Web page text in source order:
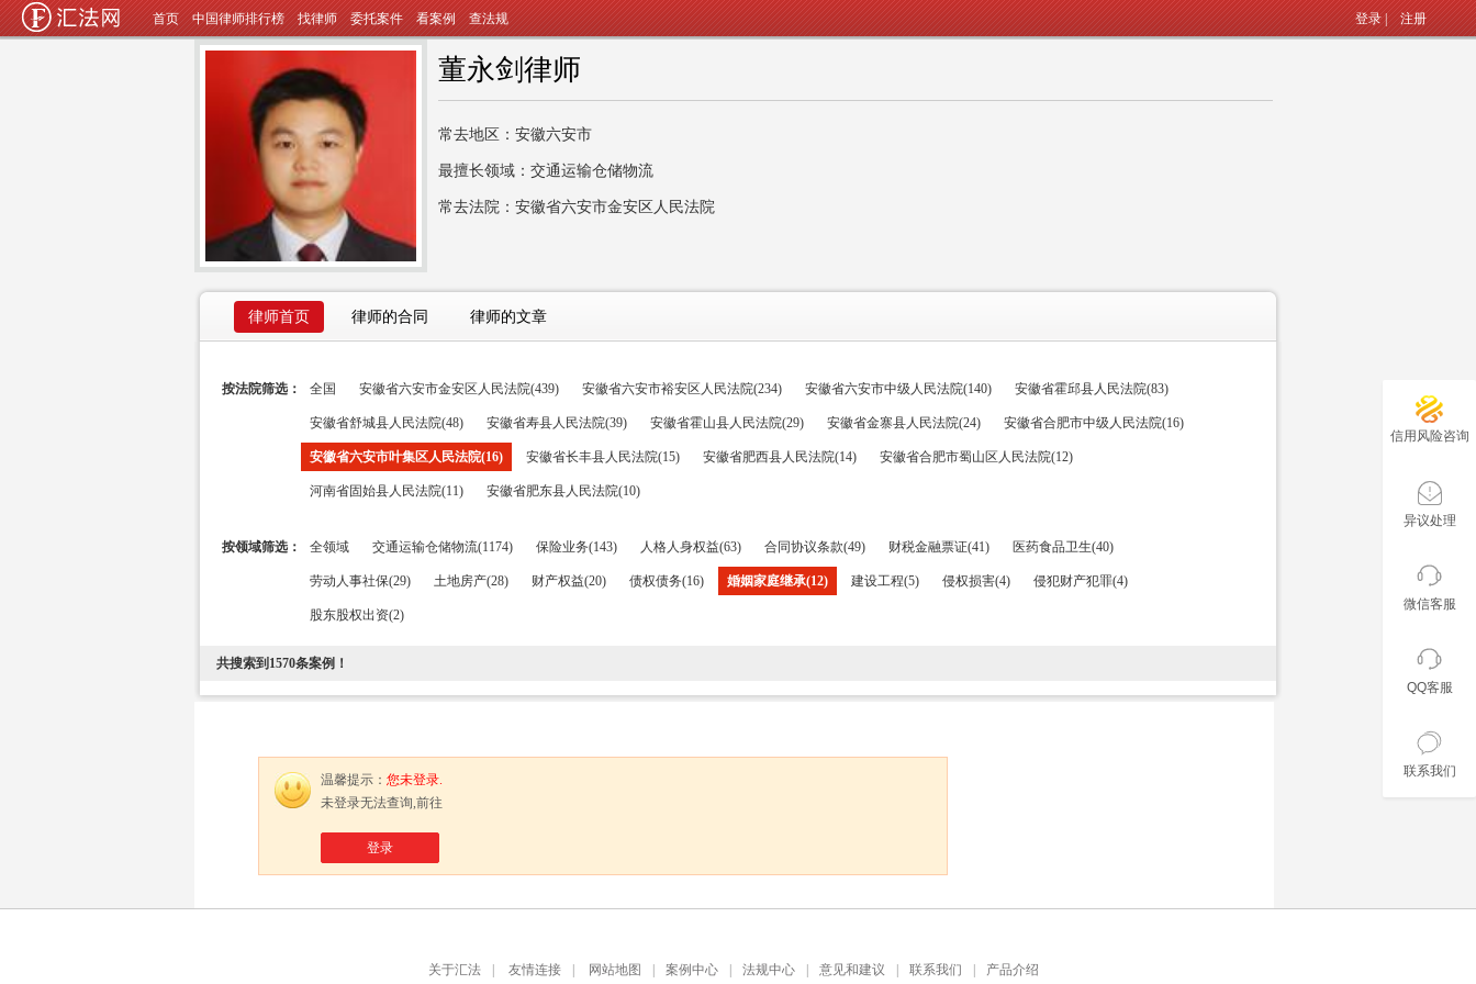
首页 中国律师排行榜 找律师 委托案件 看案例 查法规 登录| 注册
董永剑律师
常去地区：安徽六安市
最擅长领域：交通运输仓储物流
常去法院：安徽省六安市金安区人民法院
律师首页 律师的合同 律师的文章
按法院筛选： 全国 安徽省六安市金安区人民法院(439) 安徽省六安市裕安区人民法院(234) 安徽省六安市中级人民法院(140) 安徽省霍邱县人民法院(83)
安徽省舒城县人民法院(48) 安徽省寿县人民法院(39) 安徽省霍山县人民法院(29) 安徽省金寨县人民法院(24) 安徽省合肥市中级人民法院(16)
安徽省六安市叶集区人民法院(16) 安徽省长丰县人民法院(15) 安徽省肥西县人民法院(14) 安徽省合肥市蜀山区人民法院(12)
河南省固始县人民法院(11) 安徽省肥东县人民法院(10)
按领域筛选： 全领域 交通运输仓储物流(1174) 保险业务(143) 人格人身权益(63) 合同协议条款(49) 财税金融票证(41) 医药食品卫生(40)
劳动人事社保(29) 土地房产(28) 财产权益(20) 债权债务(16) 婚姻家庭继承(12) 建设工程(5) 侵权损害(4) 侵犯财产犯罪(4)
股东股权出资(2)
共搜索到 1570条案例！
温馨提示： 您未登录.
未登录无法查询,前往
登录
信用风险咨询
异议处理
微信客服
QQ客服
联系我们
关于汇法 友情连接 网站地图 案例中心 法规中心 意见和建议 联系我们 产品介绍